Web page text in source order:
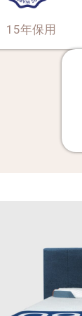
15年保用